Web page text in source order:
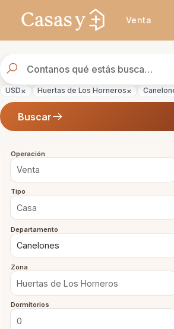
Venta
de
propiedades
USD× Huertas de Los Horneros×
Buscar
Operación
Tipo
Departamento
Zona
Dormitorios